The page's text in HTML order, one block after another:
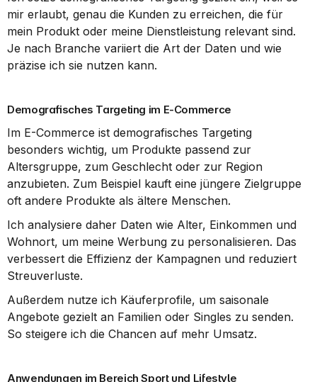
mir erlaubt, genau die Kunden zu erreichen, die für
mein Produkt oder meine Dienstleistung relevant sind.
Je nach Branche variiert die Art der Daten und wie
präzise ich sie nutzen kann.
Demografisches Targeting im E-Commerce
Im E-Commerce ist demografisches Targeting
besonders wichtig, um Produkte passend zur
Altersgruppe, zum Geschlecht oder zur Region
anzubieten. Zum Beispiel kauft eine jüngere Zielgruppe
oft andere Produkte als ältere Menschen.
Ich analysiere daher Daten wie Alter, Einkommen und
Wohnort, um meine Werbung zu personalisieren. Das
verbessert die Effizienz der Kampagnen und reduziert
Streuverluste.
Außerdem nutze ich Käuferprofile, um saisonale
Angebote gezielt an Familien oder Singles zu senden.
So steigere ich die Chancen auf mehr Umsatz.
Anwendungen im Bereich Sport und Lifestyle